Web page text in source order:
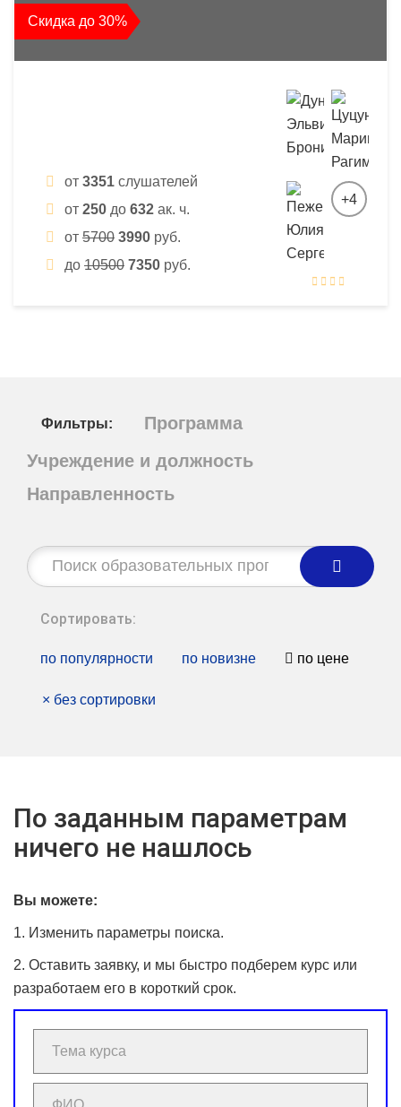
Скидка до 30%
от 3351 слушателей
от 250 до 632 ак. ч.
от 5700 3990 руб.
до 10500 7350 руб.
+4
Фильтры:
Программа
Учреждение и должность
Направленность
Строка
поиска:
Сортировать:
по популярности по новизне по цене
× без сортировки
По заданным параметрам
ничего не нашлось
Вы можете:
1. Изменить параметры поиска.
2. Оставить заявку, и мы быстро подберем курс или
разработаем его в короткий срок.